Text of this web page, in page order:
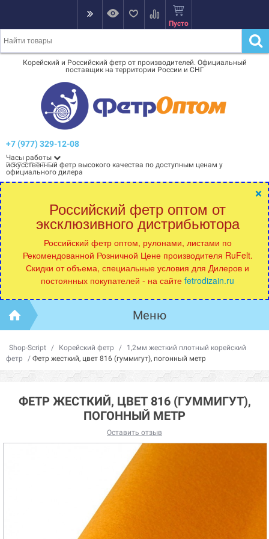
Пусто
Корейский и Российский фетр от производителей. Официальный
поставщик на территории России и СНГ
+7 (977) 329-12-08
Часы работы
искусственный фетр высокого качества по доступным ценам у
официального дилера
×
Российский фетр оптом от
эксклюзивного дистрибьютора
Российский фетр оптом, рулонами, листами по
Рекомендованной Розничной Цене производителя RuFelt.
Скидки от объема, специальные условия для Дилеров и
постоянных покупателей - на сайте fetrodizain.ru
Меню
Shop-Script / Корейский фетр /
1,2мм жесткий плотный корейский
фетр
/ Фетр жесткий, цвет 816 (гуммигут), погонный метр
ФЕТР ЖЕСТКИЙ, ЦВЕТ 816 (ГУММИГУТ),
ПОГОННЫЙ МЕТР
Оставить отзыв